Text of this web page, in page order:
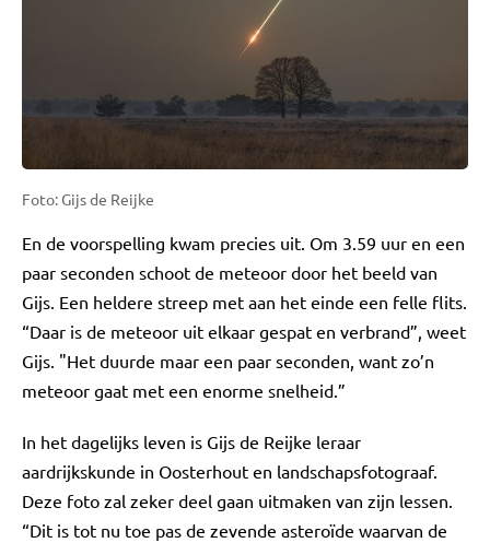
Foto: Gijs de Reijke
En de voorspelling kwam precies uit. Om 3.59 uur en een
paar seconden schoot de meteoor door het beeld van
Gijs. Een heldere streep met aan het einde een felle flits.
“Daar is de meteoor uit elkaar gespat en verbrand”, weet
Gijs. "Het duurde maar een paar seconden, want zo’n
meteoor gaat met een enorme snelheid.”
In het dagelijks leven is Gijs de Reijke leraar
aardrijkskunde in Oosterhout en landschapsfotograaf.
Deze foto zal zeker deel gaan uitmaken van zijn lessen.
“Dit is tot nu toe pas de zevende asteroïde waarvan de